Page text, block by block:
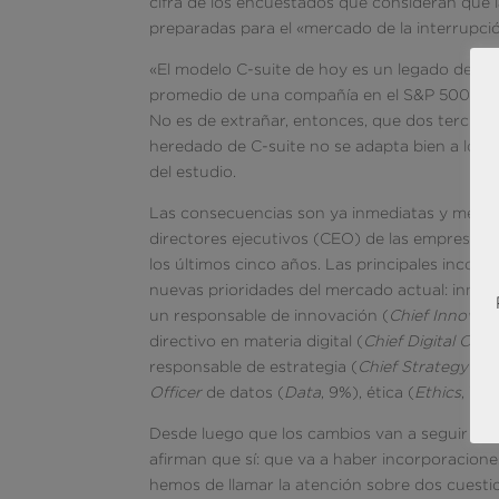
preparadas para el «mercado de la
«El modelo C-suite de hoy es un legado del
promedio de una compañía en el S&P 500
No es de extrañar, entonces, que dos
heredado de C-suite no se adapta bien a los
del estudio.
Las consecuencias son ya inmediatas y
directores ejecutivos (CEO) de las empresas
los últimos cinco años. Las principales
nuevas prioridades del mercado actual:
un responsable de innovación ( Chief
directivo en materia digital ( Chief Digital
responsable de estrategia ( Chief Strategy
Officerde datos ( Data , 9%), ética ( Ethics ,
Desde luego que los cambios van a seguir y
afirman que sí: que va a haber
hemos de llamar la atención sobre dos